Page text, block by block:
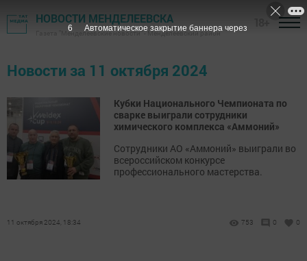
НОВОСТИ МЕНДЕЛЕЕВСКА
Газета "Менделеевские новости" - Менделеевский район
Новости за 11 октября 2024
Кубки Национального Чемпионата по
сварке выиграли сотрудники
химического комплекса «Аммоний»
Сотрудники АО «Аммоний» выиграли во
всероссийском конкурсе
профессионального мастерства.
11 октября 2024, 18:34 753 0 0
5 Автоматическое закрытие баннера через